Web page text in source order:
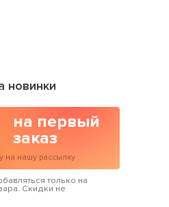
новинки
на первый
заказ
на нашу рассылку
только на
Скидки не